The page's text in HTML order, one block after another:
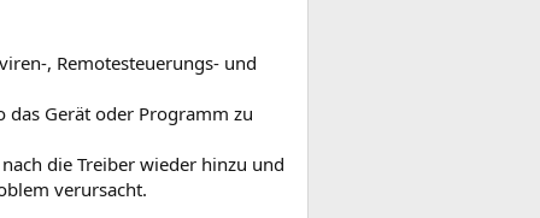
, Remotesteuerungs- und
Gerät oder Programm zu
die Treiber wieder hinzu und
verursacht.